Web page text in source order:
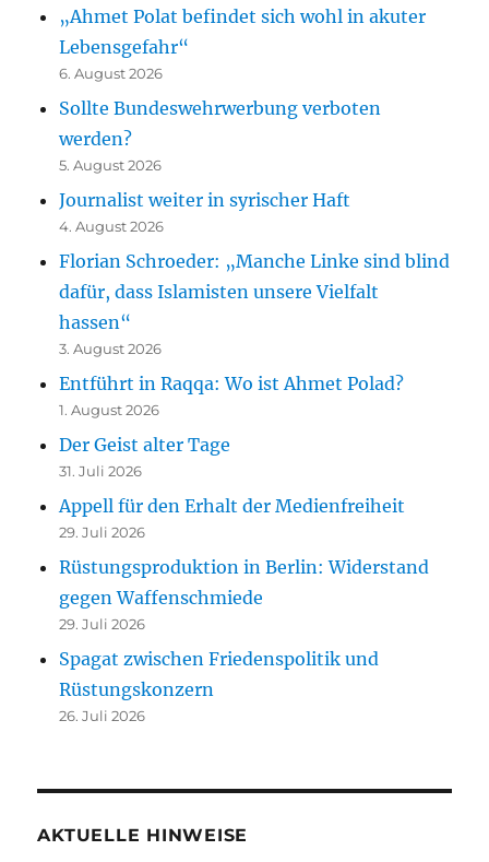
„Ahmet Polat befindet sich wohl in akuter
Lebensgefahr“
6. August 2026
Sollte Bundeswehrwerbung verboten
werden?
5. August 2026
Journalist weiter in syrischer Haft
4. August 2026
Florian Schroeder: „Manche Linke sind blind
dafür, dass Islamisten unsere Vielfalt
hassen“
3. August 2026
Entführt in Raqqa: Wo ist Ahmet Polad?
1. August 2026
Der Geist alter Tage
31. Juli 2026
Appell für den Erhalt der Medienfreiheit
29. Juli 2026
Rüstungsproduktion in Berlin: Widerstand
gegen Waffenschmiede
29. Juli 2026
Spagat zwischen Friedenspolitik und
Rüstungskonzern
26. Juli 2026
AKTUELLE HINWEISE